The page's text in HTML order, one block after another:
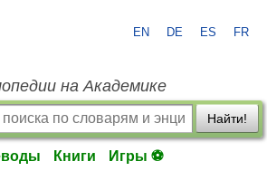
EN DE ES FR
на Академике
Найти!
Книги Игры ⚽